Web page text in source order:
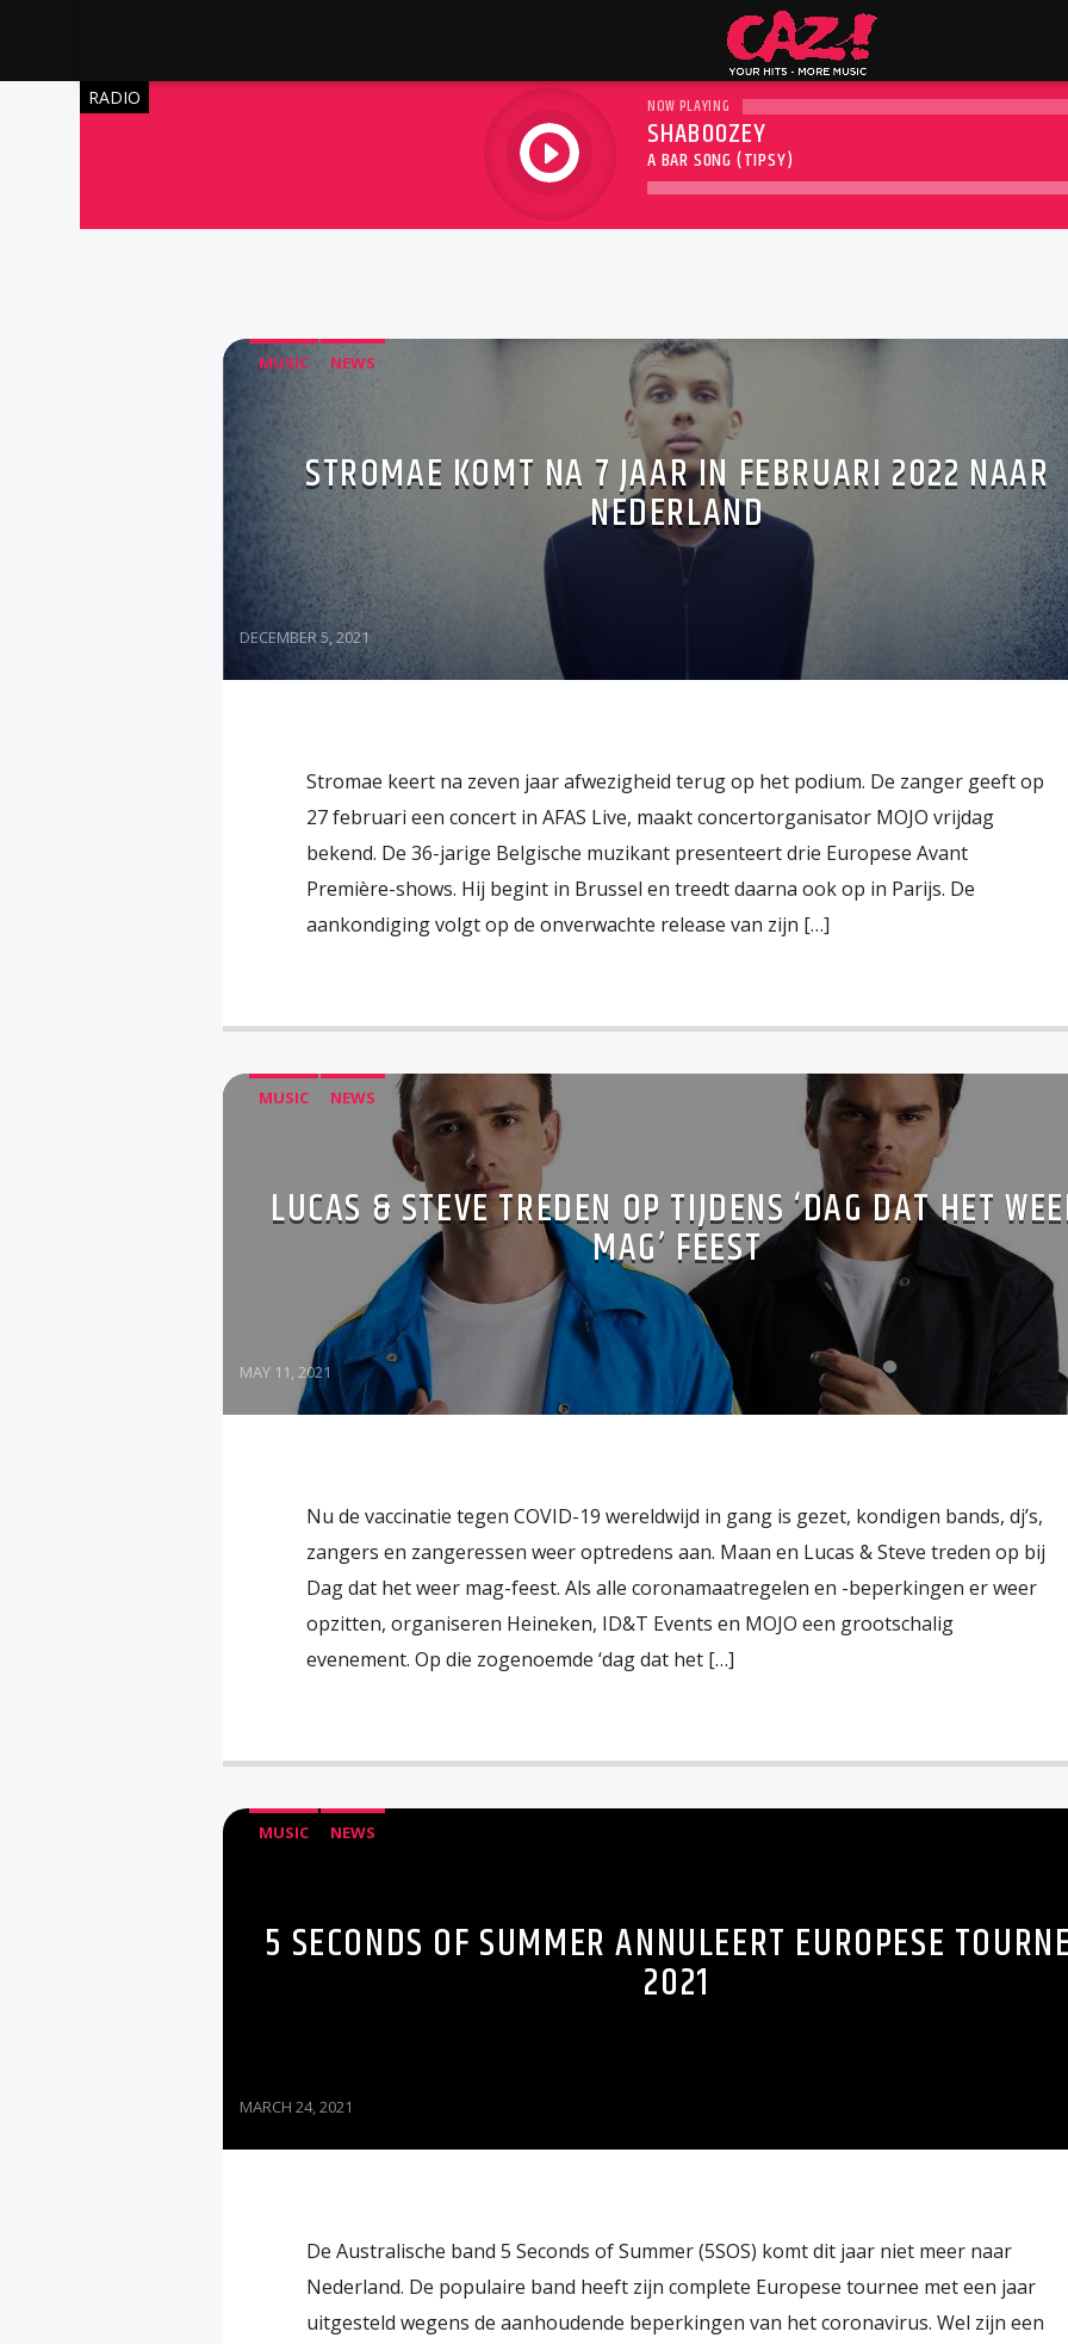
RADIO
play
NOW PLAYING
SHABOOZEY
A BAR SONG (TIPSY)
MUSIC NEWS
STROMAE KOMT NA 7 JAAR IN FEBRUARI 2022 NAAR
NEDERLAND
DECEMBER 5, 2021
Stromae keert na zeven jaar afwezigheid terug op het podium. De zanger geeft op
27 februari een concert in AFAS Live, maakt concertorganisator MOJO vrijdag
bekend. De 36-jarige Belgische muzikant presenteert drie Europese Avant
Première-shows. Hij begint in Brussel en treedt daarna ook op in Parijs. De
aankondiging volgt op de onverwachte release van zijn […]
MUSIC NEWS
LUCAS & STEVE TREDEN OP TIJDENS ‘DAG DAT HET
MAG’ FEEST
MAY 11, 2021
Nu de vaccinatie tegen COVID-19 wereldwijd in gang is gezet, kondigen bands, dj’s,
zangers en zangeressen weer optredens aan. Maan en Lucas & Steve treden op bij
Dag dat het weer mag-feest. Als alle coronamaatregelen en -beperkingen er weer
opzitten, organiseren Heineken, ID&T Events en MOJO een grootschalig
evenement. Op die zogenoemde ‘dag dat het […]
MUSIC NEWS
5 SECONDS OF SUMMER ANNULEERT EUROPESE
2021
MARCH 24, 2021
De Australische band 5 Seconds of Summer (5SOS) komt dit jaar niet meer naar
Nederland. De populaire band heeft zijn complete Europese tournee met een jaar
uitgesteld wegens de aanhoudende beperkingen van het coronavirus. Wel zijn een